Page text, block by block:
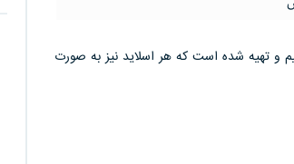
مدیر در نقش کوچ می باشد که در 14 اسلاید تنظیم و تهیه شده است که هر اسلاید نیز به صورت